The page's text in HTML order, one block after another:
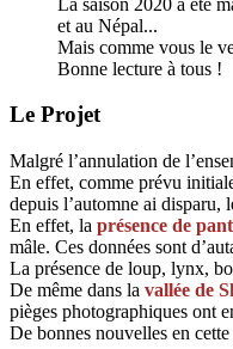
et au Népal...
Mais comme vous le
Bonne lecture à tous !
Le Projet
Malgré l’annulation de
En effet, comme prévu
depuis l’automne ai disparu,
En effet, la présence de
mâle. Ces données sont
La présence de loup, lynx,
De même dans la vallée de
pièges photographiques ont
De bonnes nouvelles en